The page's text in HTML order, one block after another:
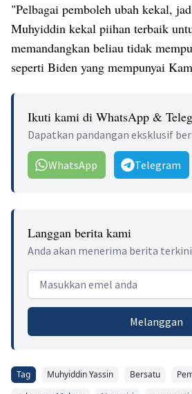
"Pelbagai pemboleh ubah kekal,
Muhyiddin kekal piihan terbaik
memandangkan beliau tidak
seperti Biden yang mempunyai
Ikuti kami di WhatsApp &
Dapatkan pandangan eksklusif
WhatsApp Telegram
Langgan berita kami
Anda akan menerima berita
Email address
Melanggan
Tag Muhyiddin Yassin Bersatu